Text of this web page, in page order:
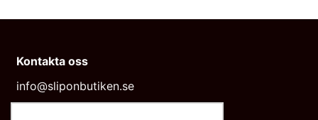
Kontakta oss
info@sliponbutiken.se
0708-423272